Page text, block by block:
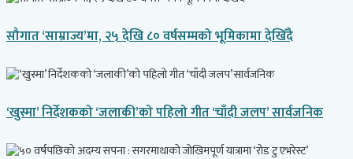
सौगात ‘साम्राज्य’मा, २५ देखि ८० वर्षसम्मको भूमिकामा देखिँदै
‘खुस्मा’ निर्देशकको ‘जलाकी’को पहिलो गीत ‘चाँदी जलप’ सार्वजनिक